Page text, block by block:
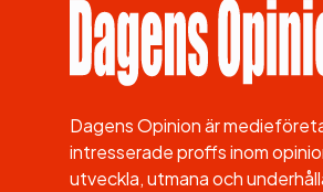
Dagens Opinion är
intresserade proffs inom
utveckla, utmana och